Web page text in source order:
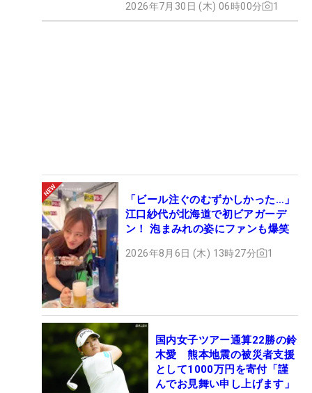
2026年7月30日 (木) 06時00分 1
「ビール注ぐのむずかしかった…」
江口紗代が北海道で初ビアガーデ
ン！ 泡まみれの姿にファンも爆笑
2026年8月6日 (木) 13時27分 1
国内女子ツアー通算22勝の鈴
木愛 熊本地震の被災者支援
として1000万円を寄付「謹
んでお見舞い申し上げます」